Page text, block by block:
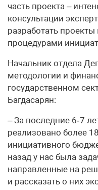
часть проекта –
консультации
разработать
процедурами
Начальник отдела
методологии и
государственном
Багдасарян:
– За последние 6‑7
реализовано более
инициативного
назад у нас была
направленные на
и рассказать о них